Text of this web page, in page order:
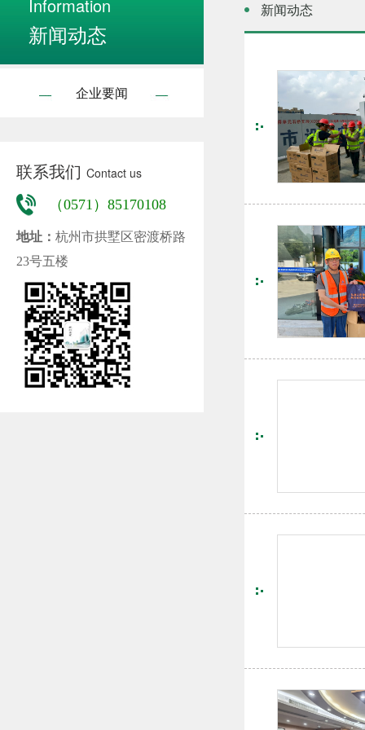
Information
新闻动态
企业要闻
联系我们 Contact us
（0571）85170108
地址： 杭州市拱墅区密渡桥路
23号五楼
新闻动态